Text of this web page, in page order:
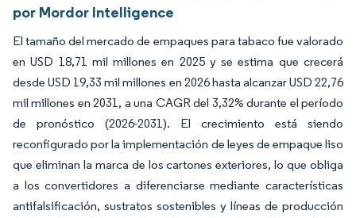
por Mordor Intelligence
El tamaño del mercado de empaques para tabaco fue valorado
en USD 18,71 mil millones en 2025 y se estima que crecerá
desde USD 19,33 mil millones en 2026 hasta alcanzar USD 22,76
mil millones en 2031, a una CAGR del 3,32% durante el período
de pronóstico (2026-2031). El crecimiento está siendo
reconfigurado por la implementación de leyes de empaque liso
que eliminan la marca de los cartones exteriores, lo que obliga
a los convertidores a diferenciarse mediante características
antifalsiﬁcación, sustratos sostenibles y líneas de producción